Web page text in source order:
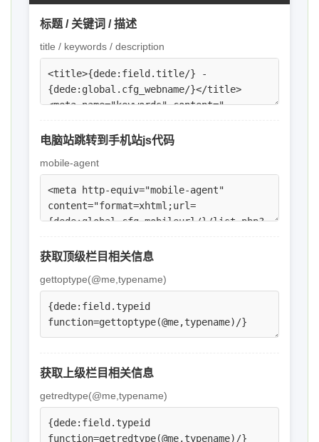
标题 / 关键词 / 描述
title / keywords / description
电脑站跳转到手机站js代码
mobile-agent
获取顶级栏目相关信息
gettoptype(@me,typename)
获取上级栏目相关信息
getredtype(@me,typename)